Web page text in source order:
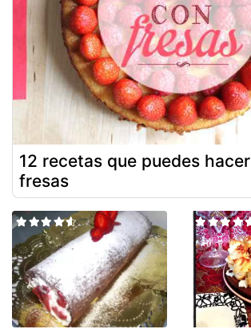
12 recetas que puedes
fresas